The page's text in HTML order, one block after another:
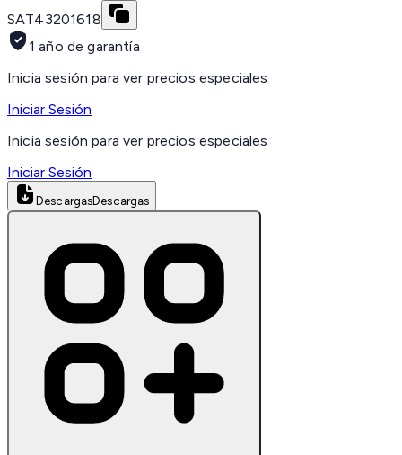
SAT43201618
1 año de garantía
Inicia sesión para ver precios especiales
Iniciar Sesión
Inicia sesión para ver precios especiales
Iniciar Sesión
DescargasDescargas